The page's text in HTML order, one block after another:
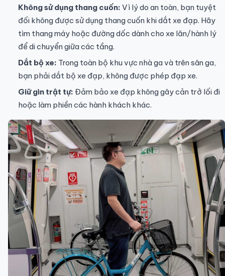
Không sử dụng thang cuốn: Vì lý do an toàn, bạn tuyệt
đối không được sử dụng thang cuốn khi dắt xe đạp. Hãy
tìm thang máy hoặc đường dốc dành cho xe lăn/hành lý
để di chuyển giữa các tầng.
Dắt bộ xe: Trong toàn bộ khu vực nhà ga và trên sân ga,
bạn phải dắt bộ xe đạp, không được phép đạp xe.
Giữ gìn trật tự: Đảm bảo xe đạp không gây cản trở lối đi
hoặc làm phiền các hành khách khác.